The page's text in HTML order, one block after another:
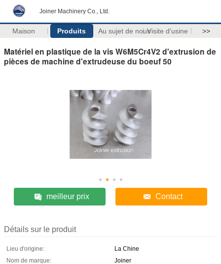
Joiner Machinery Co., Ltd.
Maison Produits Au sujet de nousVisite d'usine >>
Matériel en plastique de la vis W6M5Cr4V2 d'extrusion de
pièces de machine d'extrudeuse du boeuf 50
meilleur prix Contact
Détails sur le produit
Lieu d'origine:
La Chine
Nom de marque:
Joiner